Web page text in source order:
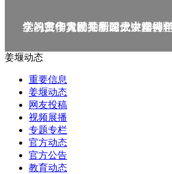
庆祝中华人民共和国成立75周
学习贯彻党的二十届三中全会
党的二十大精神理论大讲堂--
学习宣传贯彻党的二十大精神
学习贯彻习近平新时代中国特
姜堰动态
重要信息
姜堰动态
网友投稿
视频展播
专题专栏
官方动态
官方公告
教育动态